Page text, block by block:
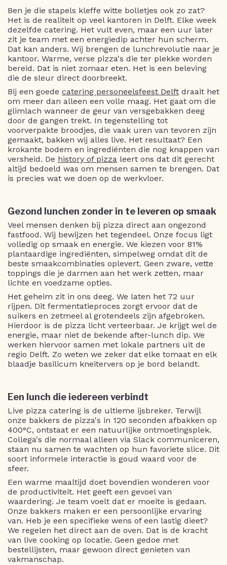
Ben je die stapels kleffe witte bolletjes ook zo zat?
Het is de realiteit op veel kantoren in Delft. Elke week
dezelfde catering. Het vult even, maar een uur later
zit je team met een energiedip achter hun scherm.
Dat kan anders. Wij brengen de lunchrevolutie naar je
kantoor. Warme, verse pizza's die ter plekke worden
bereid. Dat is niet zomaar eten. Het is een beleving
die de sleur direct doorbreekt.
Bij een goede catering personeelsfeest Delft draait het
om meer dan alleen een volle maag. Het gaat om die
glimlach wanneer de geur van versgebakken deeg
door de gangen trekt. In tegenstelling tot
voorverpakte broodjes, die vaak uren van tevoren zijn
gemaakt, bakken wij alles live. Het resultaat? Een
krokante bodem en ingrediënten die nog knappen van
versheid. De history of pizza leert ons dat dit gerecht
altijd bedoeld was om mensen samen te brengen. Dat
is precies wat we doen op de werkvloer.
Gezond lunchen zonder in te leveren op smaak
Veel mensen denken bij pizza direct aan ongezond
fastfood. Wij bewijzen het tegendeel. Onze focus ligt
volledig op smaak en energie. We kiezen voor 81%
plantaardige ingrediënten, simpelweg omdat dit de
beste smaakcombinaties oplevert. Geen zware, vette
toppings die je darmen aan het werk zetten, maar
lichte en voedzame opties.
Het geheim zit in ons deeg. We laten het 72 uur
rijpen. Dit fermentatieproces zorgt ervoor dat de
suikers en zetmeel al grotendeels zijn afgebroken.
Hierdoor is de pizza licht verteerbaar. Je krijgt wel de
energie, maar niet de bekende after-lunch dip. We
werken hiervoor samen met lokale partners uit de
regio Delft. Zo weten we zeker dat elke tomaat en elk
blaadje basilicum kneitervers op je bord belandt.
Een lunch die iedereen verbindt
Live pizza catering is de ultieme ijsbreker. Terwijl
onze bakkers de pizza's in 120 seconden afbakken op
400°C, ontstaat er een natuurlijke ontmoetingsplek.
Collega's die normaal alleen via Slack communiceren,
staan nu samen te wachten op hun favoriete slice. Dit
soort informele interactie is goud waard voor de
sfeer.
Een warme maaltijd doet bovendien wonderen voor
de productiviteit. Het geeft een gevoel van
waardering. Je team voelt dat er moeite is gedaan.
Onze bakkers maken er een persoonlijke ervaring
van. Heb je een specifieke wens of een lastig dieet?
We regelen het direct aan de oven. Dat is de kracht
van live cooking op locatie. Geen gedoe met
bestellijsten, maar gewoon direct genieten van
vakmanschap.